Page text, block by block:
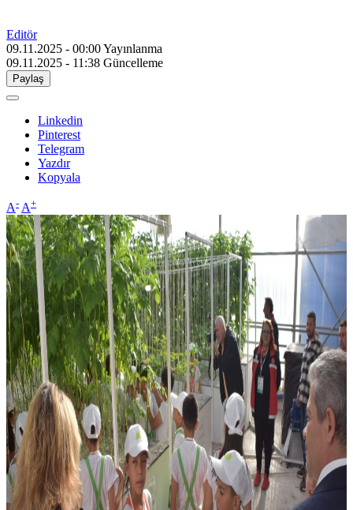
Editör
09.11.2025 - 00:00Yayınlanma
09.11.2025 - 11:38 Güncelleme
Paylaş
Linkedin
Pinterest
Telegram
Yazdır
Kopyala
A- A+